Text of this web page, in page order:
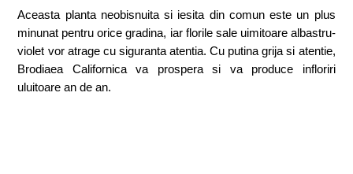
Aceasta planta neobisnuita si iesita din comun este un plus
minunat pentru orice gradina, iar florile sale uimitoare albastru-
violet vor atrage cu siguranta atentia. Cu putina grija si atentie,
Brodiaea Californica va prospera si va produce infloriri
uluitoare an de an.